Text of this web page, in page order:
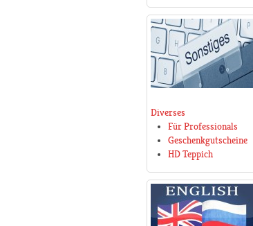
Diverses
Für Professionals
Geschenkgutscheine
HD Teppich